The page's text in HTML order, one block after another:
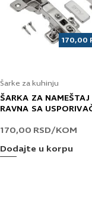
170,00
Šarke za kuhinju
ŠARKA ZA NAMEŠTAJ
RAVNA SA
170,00 RSD/KOM
Dodajte u korpu